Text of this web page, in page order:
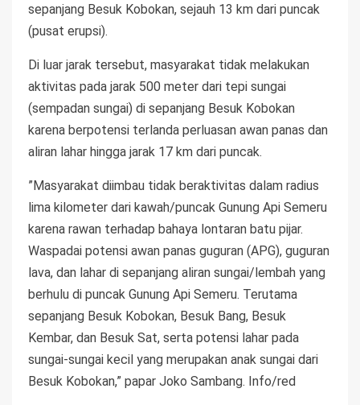
sepanjang Besuk Kobokan, sejauh 13 km dari puncak
(pusat erupsi).
Di luar jarak tersebut, masyarakat tidak melakukan
aktivitas pada jarak 500 meter dari tepi sungai
(sempadan sungai) di sepanjang Besuk Kobokan
karena berpotensi terlanda perluasan awan panas dan
aliran lahar hingga jarak 17 km dari puncak.
”Masyarakat diimbau tidak beraktivitas dalam radius
lima kilometer dari kawah/puncak Gunung Api Semeru
karena rawan terhadap bahaya lontaran batu pijar.
Waspadai potensi awan panas guguran (APG), guguran
lava, dan lahar di sepanjang aliran sungai/lembah yang
berhulu di puncak Gunung Api Semeru. Terutama
sepanjang Besuk Kobokan, Besuk Bang, Besuk
Kembar, dan Besuk Sat, serta potensi lahar pada
sungai-sungai kecil yang merupakan anak sungai dari
Besuk Kobokan,” papar Joko Sambang. Info/red